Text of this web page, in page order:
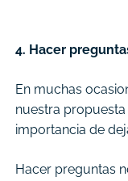
4. Hacer
En muchas
nuestra
importancia de
Hacer preguntas